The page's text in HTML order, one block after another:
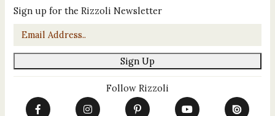
Sign up for the Rizzoli Newsletter
Email
*
Sign Up
Follow Rizzoli